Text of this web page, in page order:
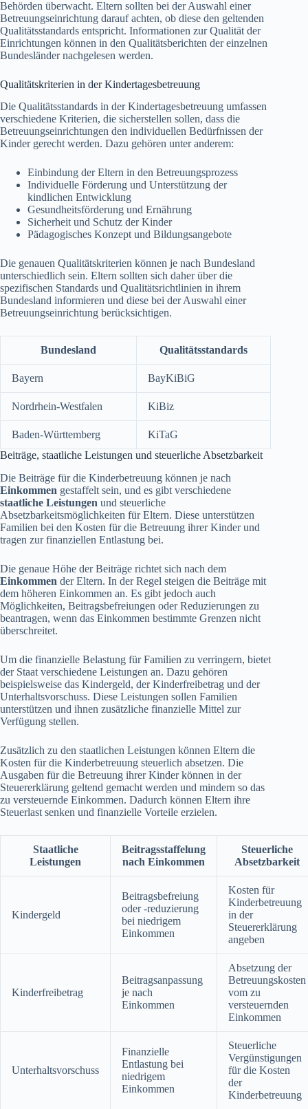
Behörden überwacht. Eltern sollten bei der Auswahl einer
Betreuungseinrichtung darauf achten, ob diese den geltenden
Qualitätsstandards entspricht. Informationen zur Qualität der
Einrichtungen können in den Qualitätsberichten der einzelnen
Bundesländer nachgelesen werden.
Qualitätskriterien in der Kindertagesbetreuung
Die Qualitätsstandards in der Kindertagesbetreuung umfassen
verschiedene Kriterien, die sicherstellen sollen, dass die
Betreuungseinrichtungen den individuellen Bedürfnissen der
Kinder gerecht werden. Dazu gehören unter anderem:
Einbindung der Eltern in den Betreuungsprozess
Individuelle Förderung und Unterstützung der
kindlichen Entwicklung
Gesundheitsförderung und Ernährung
Sicherheit und Schutz der Kinder
Pädagogisches Konzept und Bildungsangebote
Die genauen Qualitätskriterien können je nach Bundesland
unterschiedlich sein. Eltern sollten sich daher über die
spezifischen Standards und Qualitätsrichtlinien in ihrem
Bundesland informieren und diese bei der Auswahl einer
Betreuungseinrichtung berücksichtigen.
Bundesland Qualitätsstandards
Bayern BayKiBiG
Nordrhein-Westfalen KiBiz
Baden-Württemberg
KiTaG
Beiträge, staatliche Leistungen und steuerliche Absetzbarkeit
Die Beiträge für die Kinderbetreuung können je nach
Einkommen gestaffelt sein, und es gibt verschiedene
staatliche Leistungen und steuerliche
Absetzbarkeitsmöglichkeiten für Eltern. Diese unterstützen
Familien bei den Kosten für die Betreuung ihrer Kinder und
tragen zur finanziellen Entlastung bei.
Die genaue Höhe der Beiträge richtet sich nach dem
Einkommen der Eltern. In der Regel steigen die Beiträge mit
dem höheren Einkommen an. Es gibt jedoch auch
Möglichkeiten, Beitragsbefreiungen oder Reduzierungen zu
beantragen, wenn das Einkommen bestimmte Grenzen nicht
überschreitet.
Um die finanzielle Belastung für Familien zu verringern, bietet
der Staat verschiedene Leistungen an. Dazu gehören
beispielsweise das Kindergeld, der Kinderfreibetrag und der
Unterhaltsvorschuss. Diese Leistungen sollen Familien
unterstützen und ihnen zusätzliche finanzielle Mittel zur
Verfügung stellen.
Zusätzlich zu den staatlichen Leistungen können Eltern die
Kosten für die Kinderbetreuung steuerlich absetzen. Die
Ausgaben für die Betreuung ihrer Kinder können in der
Steuererklärung geltend gemacht werden und mindern so das
zu versteuernde Einkommen. Dadurch können Eltern ihre
Steuerlast senken und finanzielle Vorteile erzielen.
Staatliche
Leistungen
Beitragsstaffelung
nach Einkommen
Steuerliche
Absetzbarkeit
Kindergeld
Beitragsbefreiung
oder -reduzierung
bei niedrigem
Einkommen
Kosten für
Kinderbetreuung
in der
Steuererklärung
angeben
Kinderfreibetrag
Beitragsanpassung
je nach
Einkommen
Absetzung der
Betreuungskosten
vom zu
versteuernden
Einkommen
Unterhaltsvorschuss
Finanzielle
Entlastung bei
niedrigem
Einkommen
Steuerliche
Vergünstigungen
für die Kosten
der
Kinderbetreuung